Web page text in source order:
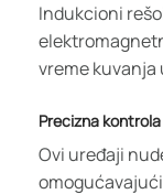
Indukcioni
vreme kuvanja
Precizna
Ovi uređaji